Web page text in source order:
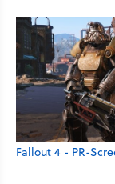
Fallout 4 - PR-